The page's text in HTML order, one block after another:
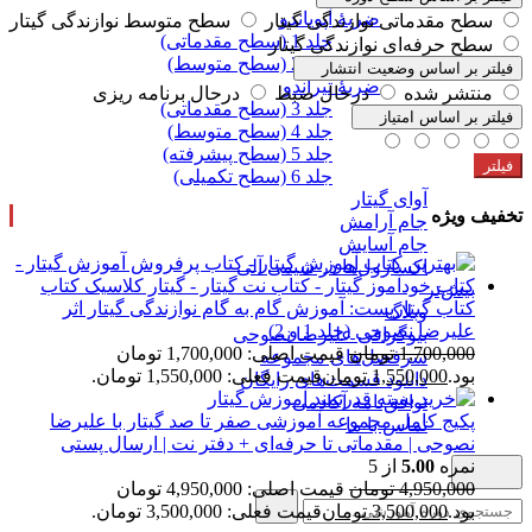
ضربۀ آپویاندو
جلد 1 (سطح مقدماتی)
جلد 2 (سطح متوسط)
ضربۀ تیراندو
جلد 3 (سطح مقدماتی)
جلد 4 (سطح متوسط)
جلد 5 (سطح پیشرفته)
جلد 6 (سطح تکمیلی)
آوای گیتار
جام آرامش
جام آسایش
اکسازول‌ها در شیمی آلی
بیش‌تر
وبلاگ
بیوگرافی علیرضا نصوحی
سرفصل‌های مجموعه
دانلود قسمت‌های رایگان
توافق‌نامه آکادمی
تماس با ما
سطح مقدماتی نوازندگی گیتار
سطح متوسط نوازندگی گیتار
سطح حرفه‌ای نوازندگی گیتار
فیلتر بر اساس وضعیت انتشار
منتشر شده درحال ضبط درحال برنامه ریزی
فیلتر بر اساس امتیاز
فیلتر
تخفیف ویژه
کتاب گیتاریست: آموزش گام به گام نوازندگی گیتار اثر
علیرضا نصوحی (جلد 1 و 2)
1,700,000 تومان
قیمت اصلی: 1,700,000 تومان
بود.1,550,000 تومانقیمت فعلی: 1,550,000 تومان.
پکیج کامل مجموعه آموزشی صفر تا صد گیتار با علیرضا
نصوحی | مقدماتی تا حرفه‌ای + دفتر نت | ارسال پستی
نمره 5.00 از 5
4,950,000 تومان
قیمت اصلی: 4,950,000 تومان
بود.3,500,000 تومانقیمت فعلی: 3,500,000 تومان.